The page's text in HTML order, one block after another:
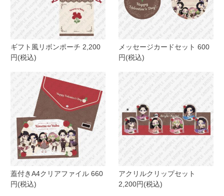
ギフト風リボンポーチ 2,200
円(税込)
メッセージカードセット 600
円(税込)
蓋付きA4クリアファイル 660
円(税込)
アクリルクリップセット
2,200円(税込)